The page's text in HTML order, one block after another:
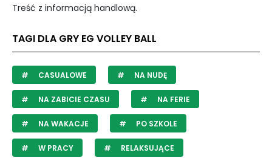
Treść z informacją handlową.
TAGI DLA GRY EG VOLLEY BALL
CASUALOWE NA NUDĘ
NA ZABICIE CZASU NA FERIE
NA WAKACJE PO SZKOLE
W PRACY RELAKSUJĄCE